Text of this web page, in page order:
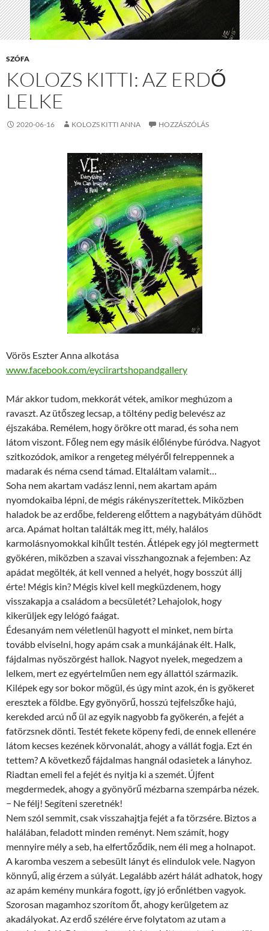
SZÓFA
KOLOZS KITTI: AZ ERDŐ
LELKE
2020-06-16 KOLOZS KITTI ANNA HOZZÁSZÓLÁS
Vörös Eszter Anna alkotása
www.facebook.com/eyciirartshopandgallery
Már akkor tudom, mekkorát vétek, amikor meghúzom a
ravaszt. Az ütőszeg lecsap, a töltény pedig belevész az
éjszakába. Remélem, hogy örökre ott marad, és soha nem
látom viszont. Főleg nem egy másik élőlénybe fúródva. Nagyot
szitkozódok, amikor a rengeteg mélyéről felreppennek a
madarak és néma csend támad. Eltaláltam valamit…
Soha nem akartam vadász lenni, nem akartam apám
nyomdokaiba lépni, de mégis rákényszerítettek. Miközben
haladok be az erdőbe, feldereng előttem a nagybátyám dühödt
arca. Apámat holtan találták meg itt, mély, halálos
karmolásnyomokkal kihűlt testén. Átlépek egy jól megtermett
gyökéren, miközben a szavai visszhangoznak a fejemben: Az
apádat megölték, át kell venned a helyét, hogy bosszút állj
érte! Mégis kin? Mégis kivel kell megküzdenem, hogy
visszakapja a családom a becsületét? Lehajolok, hogy
kikerüljek egy lelógó faágat.
Édesanyám nem véletlenül hagyott el minket, nem bírta
tovább elviselni, hogy apám csak a munkájának élt. Halk,
fájdalmas nyöszörgést hallok. Nagyot nyelek, megedzem a
lelkem, mert ez egyértelműen nem egy állattól származik.
Kilépek egy sor bokor mögül, és úgy mint azok, én is gyökeret
eresztek a földbe. Egy gyönyörű, hosszú tejfelszőke hajú,
kerekded arcú nő ül az egyik nagyobb fa gyökerén, a fejét a
fatörzsnek dönti. Testét fekete köpeny fedi, de ennek ellenére
látom kecses kezének körvonalát, ahogy a vállát fogja. Ezt én
tettem? A következő fájdalmas hangnál odasietek a lányhoz.
Riadtan emeli fel a fejét és nyitja ki a szemét. Újfent
megdermedek, ahogy a gyönyörű mézbarna szempárba nézek.
− Ne félj! Segíteni szeretnék!
Nem szól semmit, csak visszahajtja fejét a fa törzsére. Biztos a
halálában, feladott minden reményt. Nem számít, hogy
mennyire mély a seb, ha elfertőződik, nem éli meg a holnapot.
A karomba veszem a sebesült lányt és elindulok vele. Nagyon
könnyű, alig érzem a súlyát. Legalább azért hálát adhatok, hogy
az apám kemény munkára fogott, így jó erőnlétben vagyok.
Szorosan magamhoz szorítom őt, ahogy kerülgetem az
akadályokat. Az erdő szélére érve folytatom az utam a